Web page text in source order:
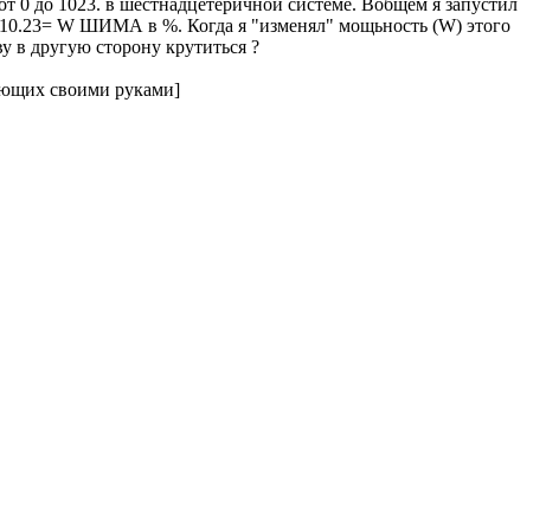
10.23= W ШИМА в %. Когда я "изменял" мощьность (W) этого
в другую сторону крутиться ?
своими руками]